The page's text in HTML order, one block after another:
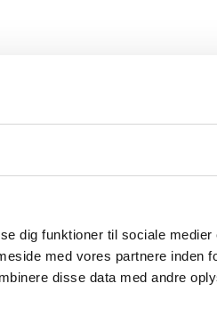
dig funktioner til sociale medier
med vores partnere inden
disse data med andre